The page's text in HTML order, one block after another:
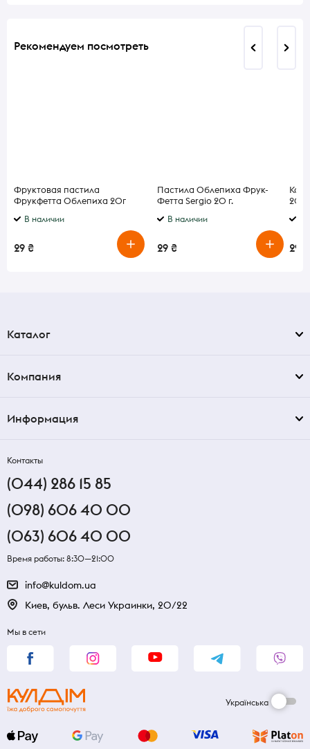
Рекомендуем посмотреть
Фруктовая пастила
Фрукфетта Облепиха 20г
В наличии
29 ₴
Пастила Облепиха Фрук-
Фетта Sergio 20 г.
В наличии
29 ₴
20 г
29 ₴
Каталог
Компания
Информация
Контакты
(044) 286 15 85
(098) 606 40 00
(063) 606 40 00
Время работы: 8:30—21:00
info@kuldom.ua
Киев, бульв. Леси Украинки, 20/22
Мы в сети
Українська